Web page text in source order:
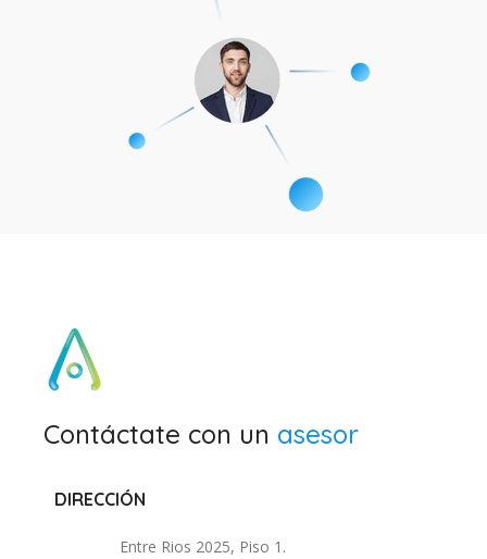
Contáctate con un asesor
DIRECCIÓN
Entre Rios 2025, Piso 1.